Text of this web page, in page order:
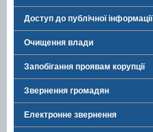
Доступ до публічної інформації
Очищення влади
Запобігання проявам корупції
Звернення громадян
Електронне звернення